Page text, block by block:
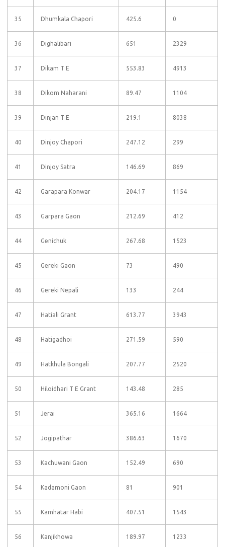
35 Dhumkala Chapori 425.6 0
36 Dighalibari 651 2329
37 Dikam T E 553.83 4913
38 Dikom Naharani 89.47 1104
39 Dinjan T E 219.1 8038
40 Dinjoy Chapori 247.12 299
41 Dinjoy Satra 146.69 869
42 Garapara Konwar 204.17 1154
43 Garpara Gaon 212.69 412
44 Genichuk 267.68 1523
45 Gereki Gaon 73 490
46 Gereki Nepali 133 244
47 Hatiali Grant 613.77 3943
48 Hatigadhoi 271.59 590
49 Hatkhula Bongali 207.77 2520
50 Hiloidhari T E Grant 143.48 285
51 Jerai 365.16 1664
52 Jogipathar 386.63 1670
53 Kachuwani Gaon 152.49 690
54 Kadamoni Gaon 81 901
55 Kamhatar Habi 407.51 1543
56 Kanjikhowa 189.97 1233